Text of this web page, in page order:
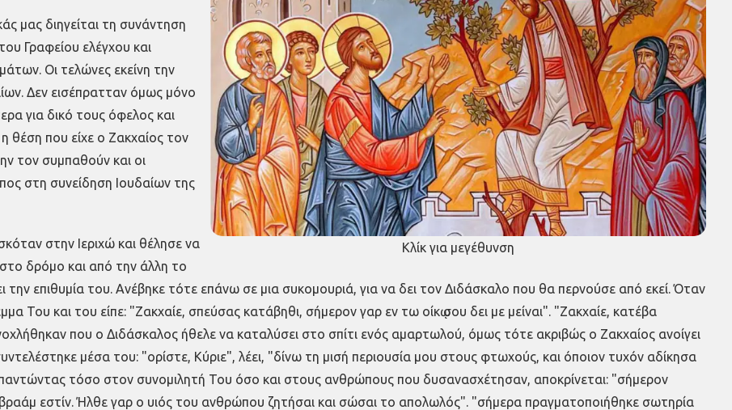
Κλίκ για μεγέθυνση
μας διηγείται τη συνάντηση
Γραφείου ελέγχου και
Οι τελώνες εκείνη την
Δεν εισέπρατταν όμως μόνο
για δικό τους όφελος και
θέση που είχε ο Ζακχαίος τον
τον συμπαθούν και οι
στη συνείδηση Ιουδαίων της
στην Ιεριχώ και θέλησε να
δρόμο και από την άλλη το
την επιθυμία του. Ανέβηκε τότε επάνω σε μια συκομουριά, για να δει τον Διδάσκαλο που θα περνούσε από εκεί. Όταν
Του και του είπε: "Ζακχαίε, σπεύσας κατάβηθι, σήμερον γαρ εν τω οίκῳ σου δει με μείναι". "Ζακχαίε, κατέβα
που ο Διδάσκαλος ήθελε να καταλύσει στο σπίτι ενός αμαρτωλού, όμως τότε ακριβώς ο Ζακχαίος ανοίγει
μέσα του: "ορίστε, Κύριε", λέει, "δίνω τη μισή περιουσία μου στους φτωχούς, και όποιον τυχόν αδίκησα
τόσο στον συνομιλητή Του όσο και στους ανθρώπους που δυσανασχέτησαν, αποκρίνεται: "σήμερον
εστίν. Ήλθε γαρ ο υιός του ανθρώπου ζητήσαι και σώσαι το απολωλός". "σήμερα πραγματοποιήθηκε σωτηρία